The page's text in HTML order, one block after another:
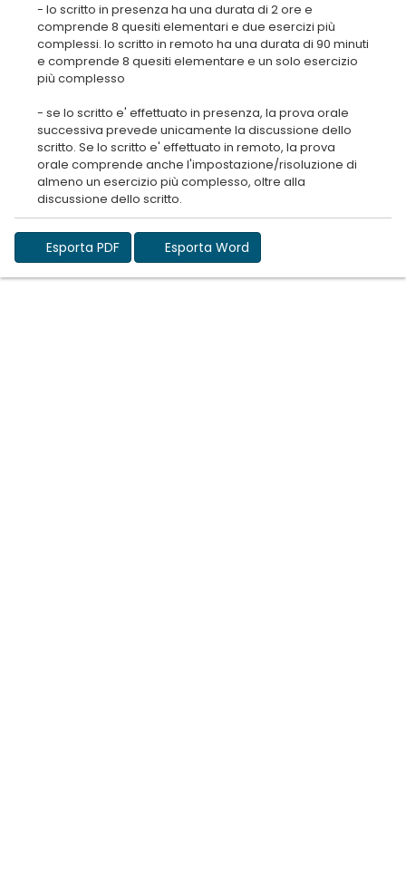
- lo scritto in presenza ha una durata di 2 ore e
comprende 8 quesiti elementari e due esercizi più
complessi. lo scritto in remoto ha una durata di 90 minuti
e comprende 8 quesiti elementare e un solo esercizio
più complesso
- se lo scritto e' effettuato in presenza, la prova orale
successiva prevede unicamente la discussione dello
scritto. Se lo scritto e' effettuato in remoto, la prova
orale comprende anche l'impostazione/risoluzione di
almeno un esercizio più complesso, oltre alla
Esporta PDF Esporta Word